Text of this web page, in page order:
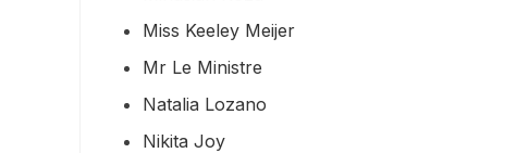
Miss Keeley Meijer
Mr Le Ministre
Natalia Lozano
Nikita Joy